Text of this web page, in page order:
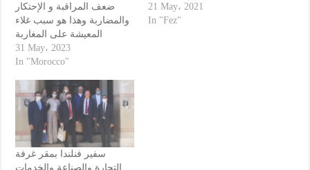
ضعف المراقبة و الإحتكار
والمضاربة وهذا هو سبب غلاء
المعيشة على المغاربة
31 May، 2023
In "Morocco"
21 May، 2021
In "Fez"
سفير فنلندا بمقر غرفة
التجارة والصناعة والخدمات